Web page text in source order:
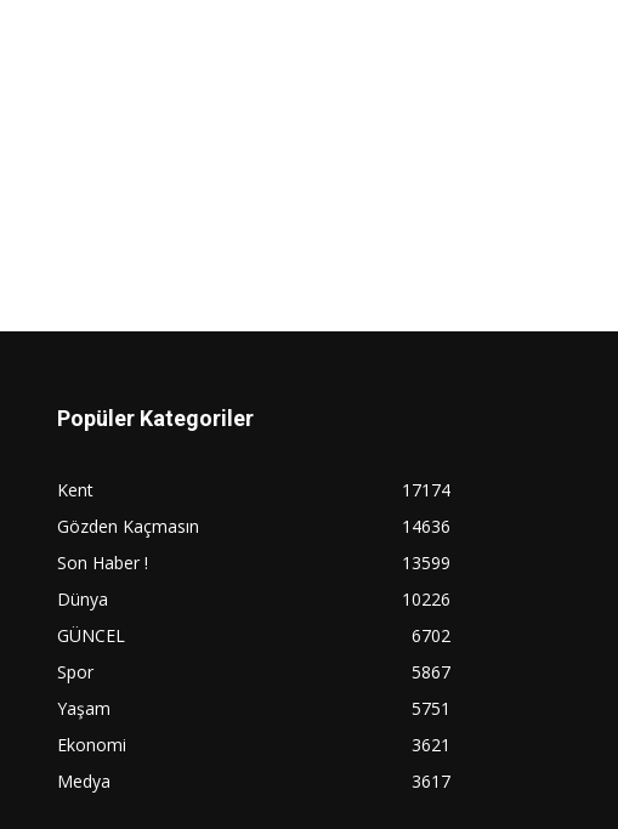
Popüler Kategoriler
Kent
17174
Gözden Kaçmasın
14636
Son Haber !
13599
Dünya
10226
GÜNCEL
6702
Spor
5867
Yaşam
5751
Ekonomi
3621
Medya
3617